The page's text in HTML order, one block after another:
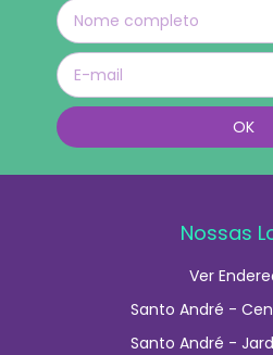
Nossas
Ver
Santo André -
Santo André -